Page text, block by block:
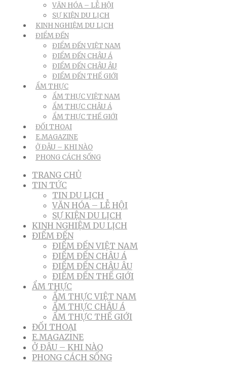
VĂN HÓA – LỄ HỘI
SỰ KIỆN DU LỊCH
KINH NGHIỆM DU LỊCH
ĐIỂM ĐẾN
ĐIỂM ĐẾN VIỆT NAM
ĐIỂM ĐẾN CHÂU Á
ĐIỂM ĐẾN CHÂU ÂU
ĐIỂM ĐẾN THẾ GIỚI
ẨM THỰC
ẨM THỰC VIỆT NAM
ẨM THỰC CHÂU Á
ẨM THỰC THẾ GIỚI
ĐỐI THOẠI
E.MAGAZINE
Ở ĐÂU – KHI NÀO
PHONG CÁCH SỐNG
TRANG CHỦ
TIN TỨC
TIN DU LỊCH
VĂN HÓA – LỄ HỘI
SỰ KIỆN DU LỊCH
KINH NGHIỆM DU LỊCH
ĐIỂM ĐẾN
ĐIỂM ĐẾN VIỆT NAM
ĐIỂM ĐẾN CHÂU Á
ĐIỂM ĐẾN CHÂU ÂU
ĐIỂM ĐẾN THẾ GIỚI
ẨM THỰC
ẨM THỰC VIỆT NAM
ẨM THỰC CHÂU Á
ẨM THỰC THẾ GIỚI
ĐỐI THOẠI
E.MAGAZINE
Ở ĐÂU – KHI NÀO
PHONG CÁCH SỐNG